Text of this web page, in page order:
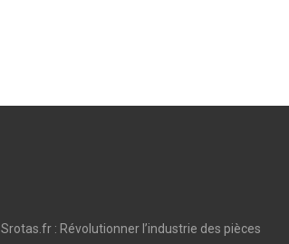
Srotas.fr : Révolutionner l’industrie des pièces